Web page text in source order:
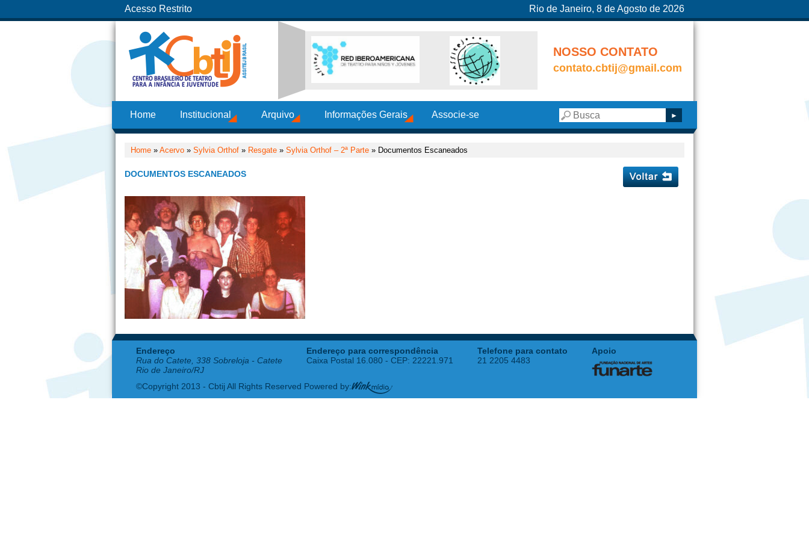
Acesso Restrito Rio de Janeiro, 8 de Agosto de 2026
NOSSO CONTATO
contato.cbtij@gmail.com
Home Institucional Arquivo Informações Gerais Associe-se
Home » Acervo » Sylvia Orthof » Resgate » Sylvia Orthof – 2ª Parte » Documentos Escaneados
DOCUMENTOS ESCANEADOS
Endereço
Rua do Catete, 338 Sobreloja - Catete
Rio de Janeiro/RJ
Endereço para correspondência
Caixa Postal 16.080 - CEP: 22221.971
Telefone para contato
21 2205 4483
Apoio
©Copyright 2013 - Cbtij All Rights Reserved Powered by: